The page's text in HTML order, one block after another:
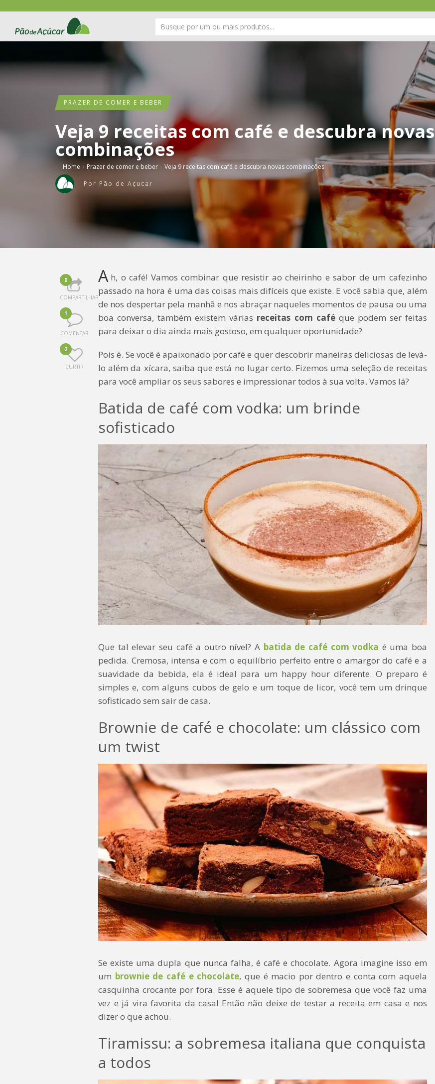
PRAZER DE COMER E BEBER
Veja 9 receitas com café e descubra novas
combinações
Home › Prazer de comer e beber › Veja 9 receitas com café e descubra novas combinações
Por Pão de Açucar
0
COMPARTILHAR
1
COMENTAR
2
CURTIR
A h, o café! Vamos combinar que resistir ao cheirinho e sabor de um cafezinho
passado na hora é uma das coisas mais difíceis que existe. E você sabia que, além
de nos despertar pela manhã e nos abraçar naqueles momentos de pausa ou uma
boa conversa, também existem várias receitas com café que podem ser feitas
para deixar o dia ainda mais gostoso, em qualquer oportunidade?
Pois é. Se você é apaixonado por café e quer descobrir maneiras deliciosas de levá-
lo além da xícara, saiba que está no lugar certo. Fizemos uma seleção de receitas
para você ampliar os seus sabores e impressionar todos à sua volta. Vamos lá?
Batida de café com vodka: um brinde
sofisticado
Que tal elevar seu café a outro nível? A batida de café com vodka é uma boa
pedida. Cremosa, intensa e com o equilíbrio perfeito entre o amargor do café e a
suavidade da bebida, ela é ideal para um happy hour diferente. O preparo é
simples e, com alguns cubos de gelo e um toque de licor, você tem um drinque
sofisticado sem sair de casa.
Brownie de café e chocolate: um clássico com
um twist
Se existe uma dupla que nunca falha, é café e chocolate. Agora imagine isso em
um brownie de café e chocolate, que é macio por dentro e conta com aquela
casquinha crocante por fora. Esse é aquele tipo de sobremesa que você faz uma
vez e já vira favorita da casa! Então não deixe de testar a receita em casa e nos
dizer o que achou.
Tiramissu: a sobremesa italiana que conquista
a todos